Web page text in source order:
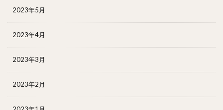
2023年5月
2023年4月
2023年3月
2023年2月